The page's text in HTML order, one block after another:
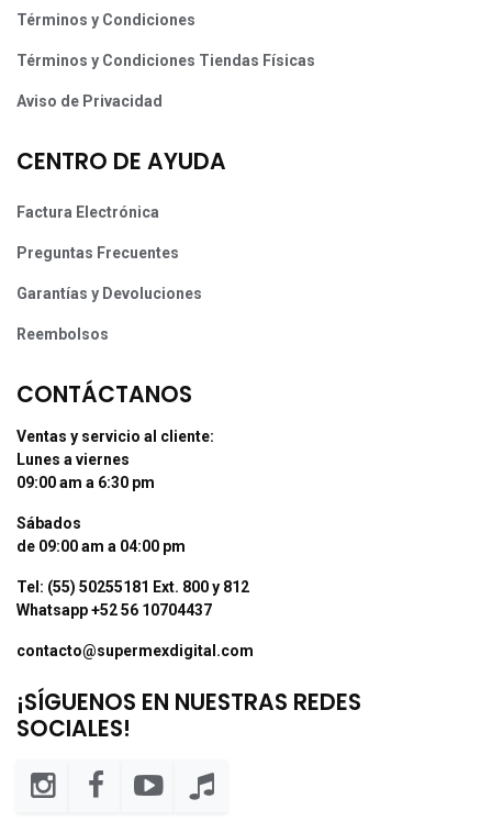
Términos y Condiciones
Términos y Condiciones Tiendas Físicas
Aviso de Privacidad
CENTRO DE AYUDA
Factura Electrónica
Preguntas Frecuentes
Garantías y Devoluciones
Reembolsos
CONTÁCTANOS
Ventas y servicio al cliente:
Lunes a viernes
09:00 am a 6:30 pm
Sábados
de 09:00 am a 04:00 pm
Tel: (55) 50255181 Ext. 800 y 812
Whatsapp +52 56 10704437
contacto@supermexdigital.com
¡SÍGUENOS EN NUESTRAS REDES
SOCIALES!